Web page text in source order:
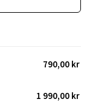
790,00 kr
1 990,00 kr